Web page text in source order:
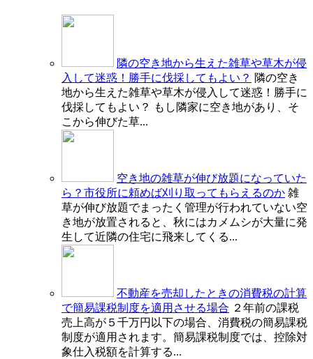
隣の空き地から生えた雑草や草木が侵
入して迷惑！勝手に伐採してもよい？ 隣の空き
地から生えた雑草や草木が侵入して迷惑！勝手に
伐採してもよい？ もし隣家に空き地があり、そ
こから伸びた草...
空き地の雑草が伸び放題になっていた
ら？市役所に頼めば刈り取ってもらえるのか 雑
草が伸び放題でまったく管理が行われていない空
き地が放置されると、秋にはカメムシが大量に発
生して近隣の住宅に飛来してくる...
不動産を売却したときの消費税の計算
で簡易課税制度を適用させる場合 ２年前の課税
売上高が５千万円以下の場合、消費税の簡易課税
制度が適用されます。簡易課税制度では、控除対
象仕入税額を計算する...